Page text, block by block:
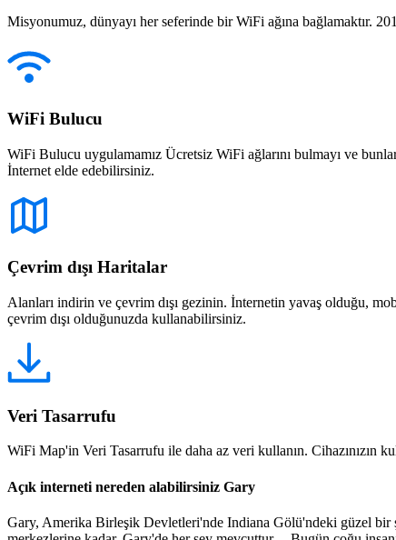
Misyonumuz, dünyayı her seferinde bir WiFi ağına bağlamaktır.
WiFi Bulucu
WiFi Bulucu uygulamamız Ücretsiz WiFi ağlarını bulmayı ve
İnternet elde edebilirsiniz.
Çevrim dışı Haritalar
Alanları indirin ve çevrim dışı gezinin. İnternetin yavaş olduğu,
çevrim dışı olduğunuzda kullanabilirsiniz.
Veri Tasarrufu
WiFi Map'in Veri Tasarrufu ile daha az veri kullanın. Cihazınızın
Açık interneti nereden alabilirsiniz Gary
Gary, Amerika Birleşik Devletleri'nde Indiana Gölü'ndeki güzel bir